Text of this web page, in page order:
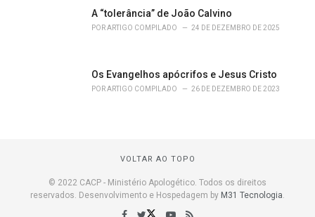
A “tolerância” de João Calvino
PORARTIGO COMPILADO 24 DE DEZEMBRO DE 2025
Os Evangelhos apócrifos e Jesus Cristo
PORARTIGO COMPILADO 26 DE DEZEMBRO DE 2023
VOLTAR AO TOPO
© 2022 CACP - Ministério Apologético. Todos os direitos
reservados. Desenvolvimento e Hospedagem by M31 Tecnologia.